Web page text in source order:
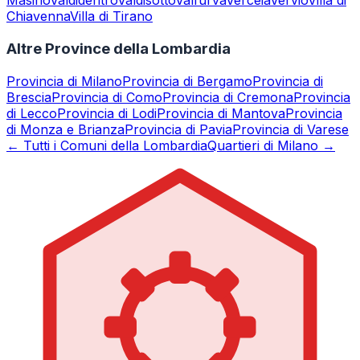
ChiavennaVilla di Tirano
Altre Province della Lombardia
Provincia di MilanoProvincia di BergamoProvincia di
BresciaProvincia di ComoProvincia di CremonaProvincia
di LeccoProvincia di LodiProvincia di MantovaProvincia
di Monza e BrianzaProvincia di PaviaProvincia di Varese
← Tutti i Comuni della LombardiaQuartieri di Milano →